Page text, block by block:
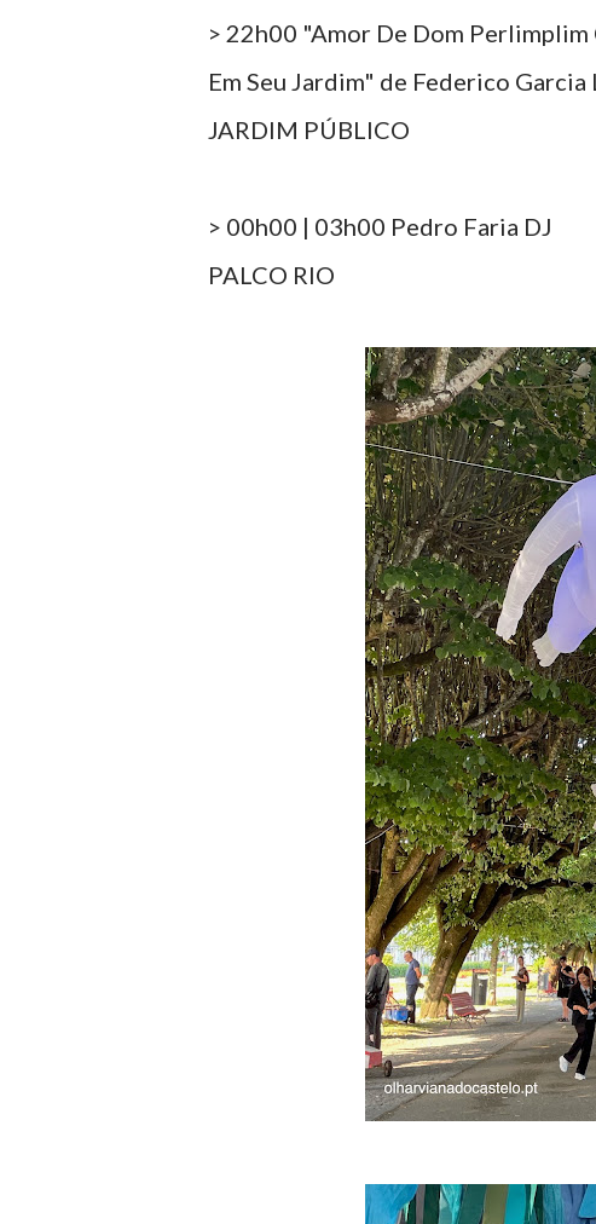
> 22h00 "Amor De Dom Perlimplim
Em Seu Jardim" de Federico
JARDIM PÚBLICO
> 00h00 | 03h00 Pedro Faria DJ
PALCO RIO